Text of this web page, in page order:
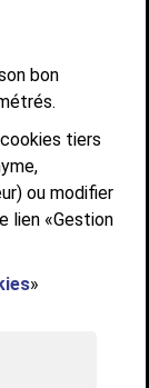
bon
tiers
ou modifier
lien «Gestion
»
CEDEX
DE 9H À